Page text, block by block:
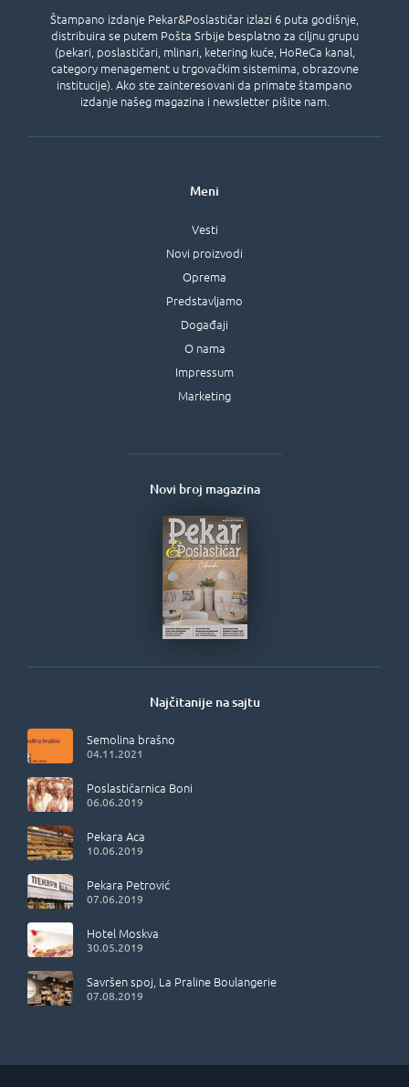
Štampano izdanje Pekar&Poslastičar izlazi 6 puta godišnje,
distribuira se putem Pošta Srbije besplatno za ciljnu grupu
(pekari, poslastičari, mlinari, ketering kuće, HoReCa kanal,
category menagement u trgovačkim sistemima, obrazovne
institucije). Ako ste zainteresovani da primate štampano
izdanje našeg magazina i newsletter pišite nam.
Meni
Vesti
Novi proizvodi
Oprema
Predstavljamo
Događaji
O nama
Impressum
Marketing
Najčitanije na sajtu
Semolina brašno
04.11.2021
Poslastičarnica Boni
06.06.2019
Pekara Aca
10.06.2019
Pekara Petrović
07.06.2019
Hotel Moskva
30.05.2019
Savršen spoj, La Praline Boulangerie
07.08.2019
Novi broj magazina